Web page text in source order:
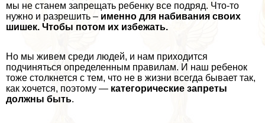
мы не станем запрещать ребенку все подряд. Что-то
нужно и разрешить – именно для набивания своих
шишек. Чтобы потом их избежать.
Но мы живем среди людей, и нам приходится
подчиняться определенным правилам. И наш ребенок
тоже столкнется с тем, что не в жизни всегда бывает так,
как хочется, поэтому — категорические запреты
должны быть.